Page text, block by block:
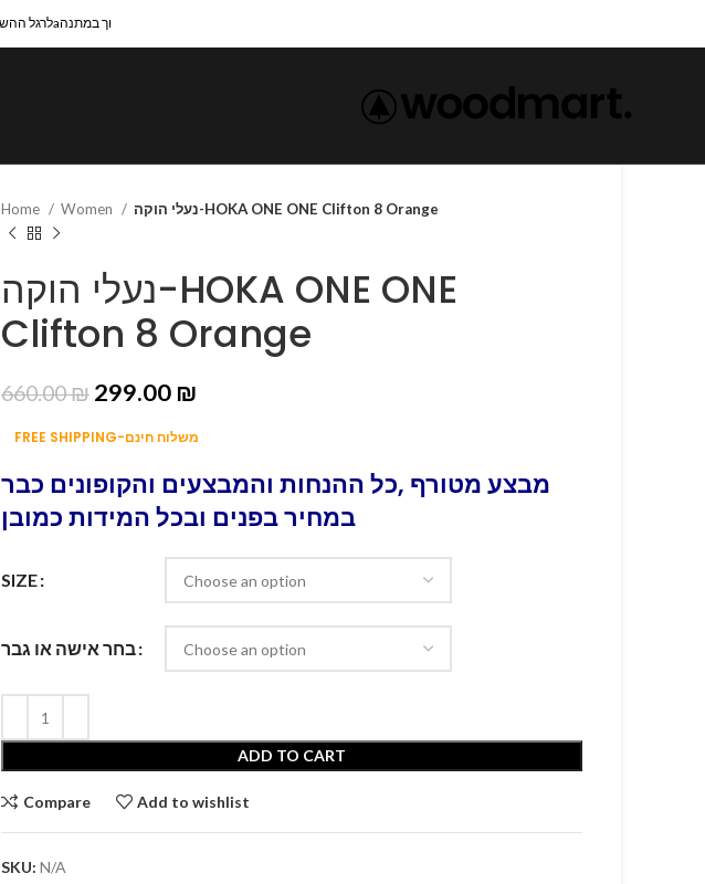
לרגל ההשקה קבלו בעמוד הצ'ק אאוט תיק שרaוך במתנה
Home Women נעלי הוקה-HOKA ONE ONE Clifton 8 Orange
נעלי הוקה-HOKA ONE ONE
Clifton 8 Orange
660.00₪ 299.00 ₪
FREE SHIPPING-משלוח חינם
מבצע מטורף ,כל ההנחות והמבצעים והקופונים כבר
במחיר בפנים ובכל המידות כמובן
SIZE
בחר אישה או גבר
ADD TO CART
Compare Add to wishlist
SKU: N/A